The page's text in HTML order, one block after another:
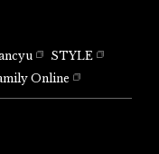
STYLE
Online